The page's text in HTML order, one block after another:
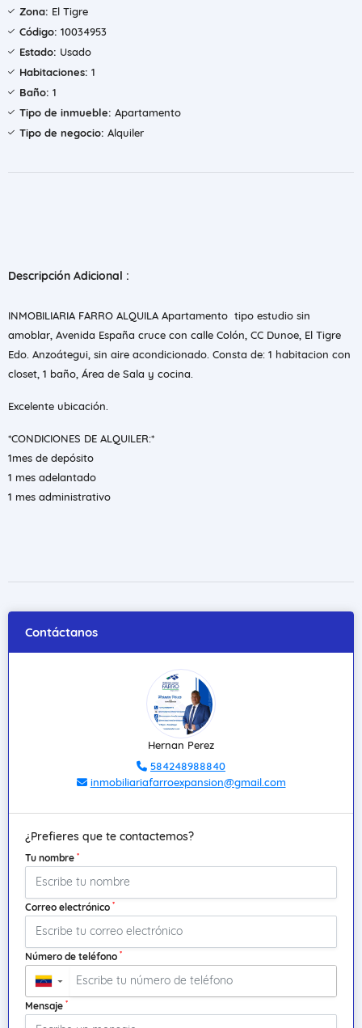
Zona: El Tigre
Código: 10034953
Estado: Usado
Habitaciones: 1
Baño: 1
Tipo de inmueble: Apartamento
Tipo de negocio: Alquiler
Descripción Adicional :
INMOBILIARIA FARRO ALQUILA Apartamento tipo estudio sin
amoblar, Avenida España cruce con calle Colón, CC Dunoe, El Tigre
Edo. Anzoátegui, sin aire acondicionado. Consta de: 1 habitacion con
closet, 1 baño, Área de Sala y cocina.
Excelente ubicación.
*CONDICIONES DE ALQUILER:*
1mes de depósito
1 mes adelantado
1 mes administrativo
Contáctanos
Hernan Perez
584248988840
inmobiliariafarroexpansion@gmail.com
¿Prefieres que te contactemos?
Tu nombre *
Correo electrónico *
Número de teléfono *
▼
Mensaje *